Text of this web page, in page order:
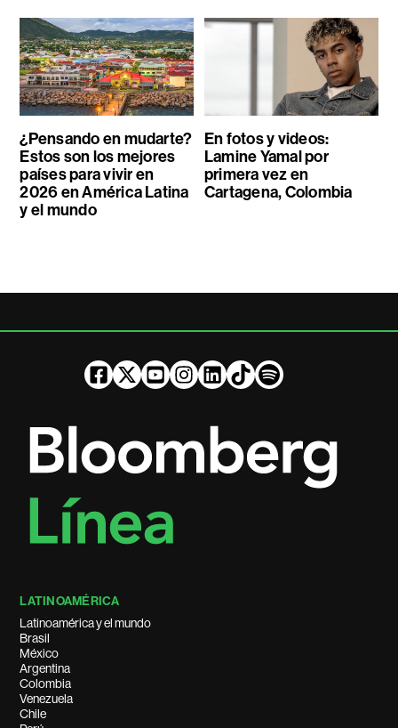
¿Pensando en mudarte?
Estos son los mejores
países para vivir en
2026 en América Latina
y el mundo
En fotos y videos:
Lamine Yamal por
primera vez en
Cartagena, Colombia
LATINOAMÉRICA
Latinoamérica y el mundo
Brasil
México
Argentina
Colombia
Venezuela
Chile